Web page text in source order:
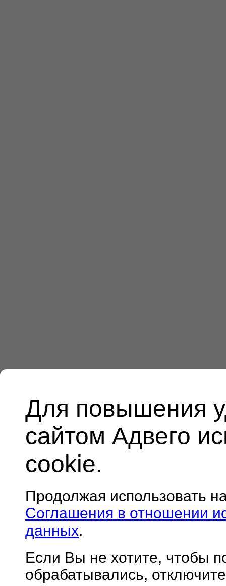
Для повышения
сайтом Адвего
cookie.
Продолжая использовать
Соглашения в отношении
данных.
Если Вы не хотите, чтобы
обрабатывались,